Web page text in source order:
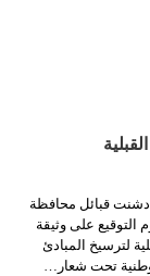
دشنت قبائل محافظة
التوقيع على وثيقة
لترسيخ المبادئ
تحت شعار…